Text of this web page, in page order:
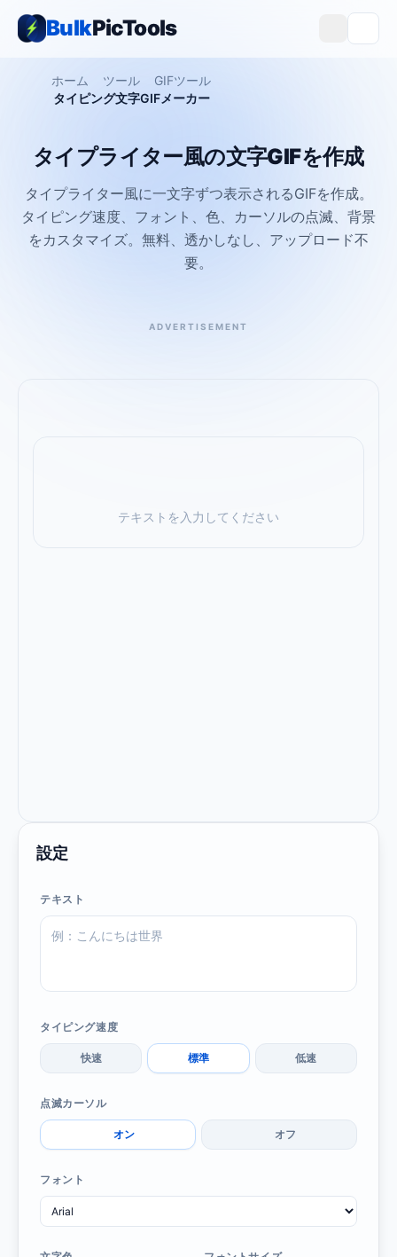
BulkPicTools
ホーム ツール
GIFツール
タイピング文字GIFメーカー
タイプライター風の文字GIFを作成
タイプライター風に一文字ずつ表示されるGIFを作成。
タイピング速度、フォント、色、カーソルの点滅、背景
をカスタマイズ。無料、透かしなし、アップロード不
要。
ADVERTISEMENT
テキストを入力してください
設定
テキスト
タイピング速度
快速 標準 低速
点滅カーソル
オン オフ
フォント